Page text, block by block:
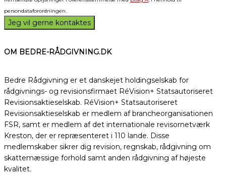
persondataforordningen.
OM BEDRE-RÅDGIVNING.DK
Bedre Rådgivning er et danskejet holdingselskab for
rådgivnings- og revisionsfirmaet RéVision+ Statsautoriseret
Revisionsaktieselskab. RéVision+ Statsautoriseret
Revisionsaktieselskab er medlem af brancheorganisationen
FSR, samt er medlem af det internationale revisornetværk
Kreston, der er repræsenteret i 110 lande. Disse
medlemskaber sikrer dig revision, regnskab, rådgivning om
skattemæssige forhold samt anden rådgivning af højeste
kvalitet.